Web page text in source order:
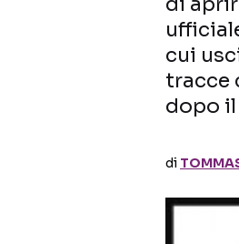
cui
tracce
dopo il
di